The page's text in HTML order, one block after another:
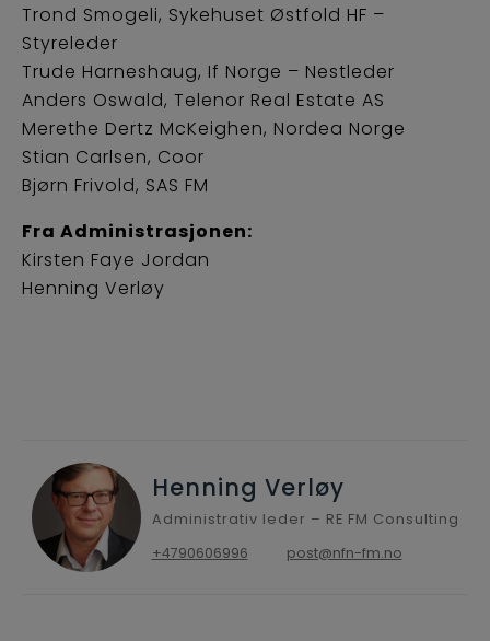
Trond Smogeli, Sykehuset Østfold HF –
Styreleder
Trude Harneshaug, If Norge – Nestleder
Anders Oswald, Telenor Real Estate AS
Merethe Dertz McKeighen, Nordea Norge
Stian Carlsen, Coor
Bjørn Frivold, SAS FM
Fra Administrasjonen:
Kirsten Faye Jordan
Henning Verløy
Henning Verløy
Administrativ leder – RE FM Consulting
+4790606996
post@nfn-fm.no